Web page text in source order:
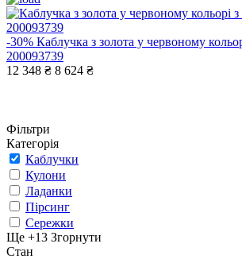
-30% Каблучка з золота у червоному
200093739
12 348 ₴ 8 624 ₴
Фільтри
Категорія
Каблучки
Кулони
Ладанки
Пірсинг
Сережки
Ще +13 Згорнути
Стан